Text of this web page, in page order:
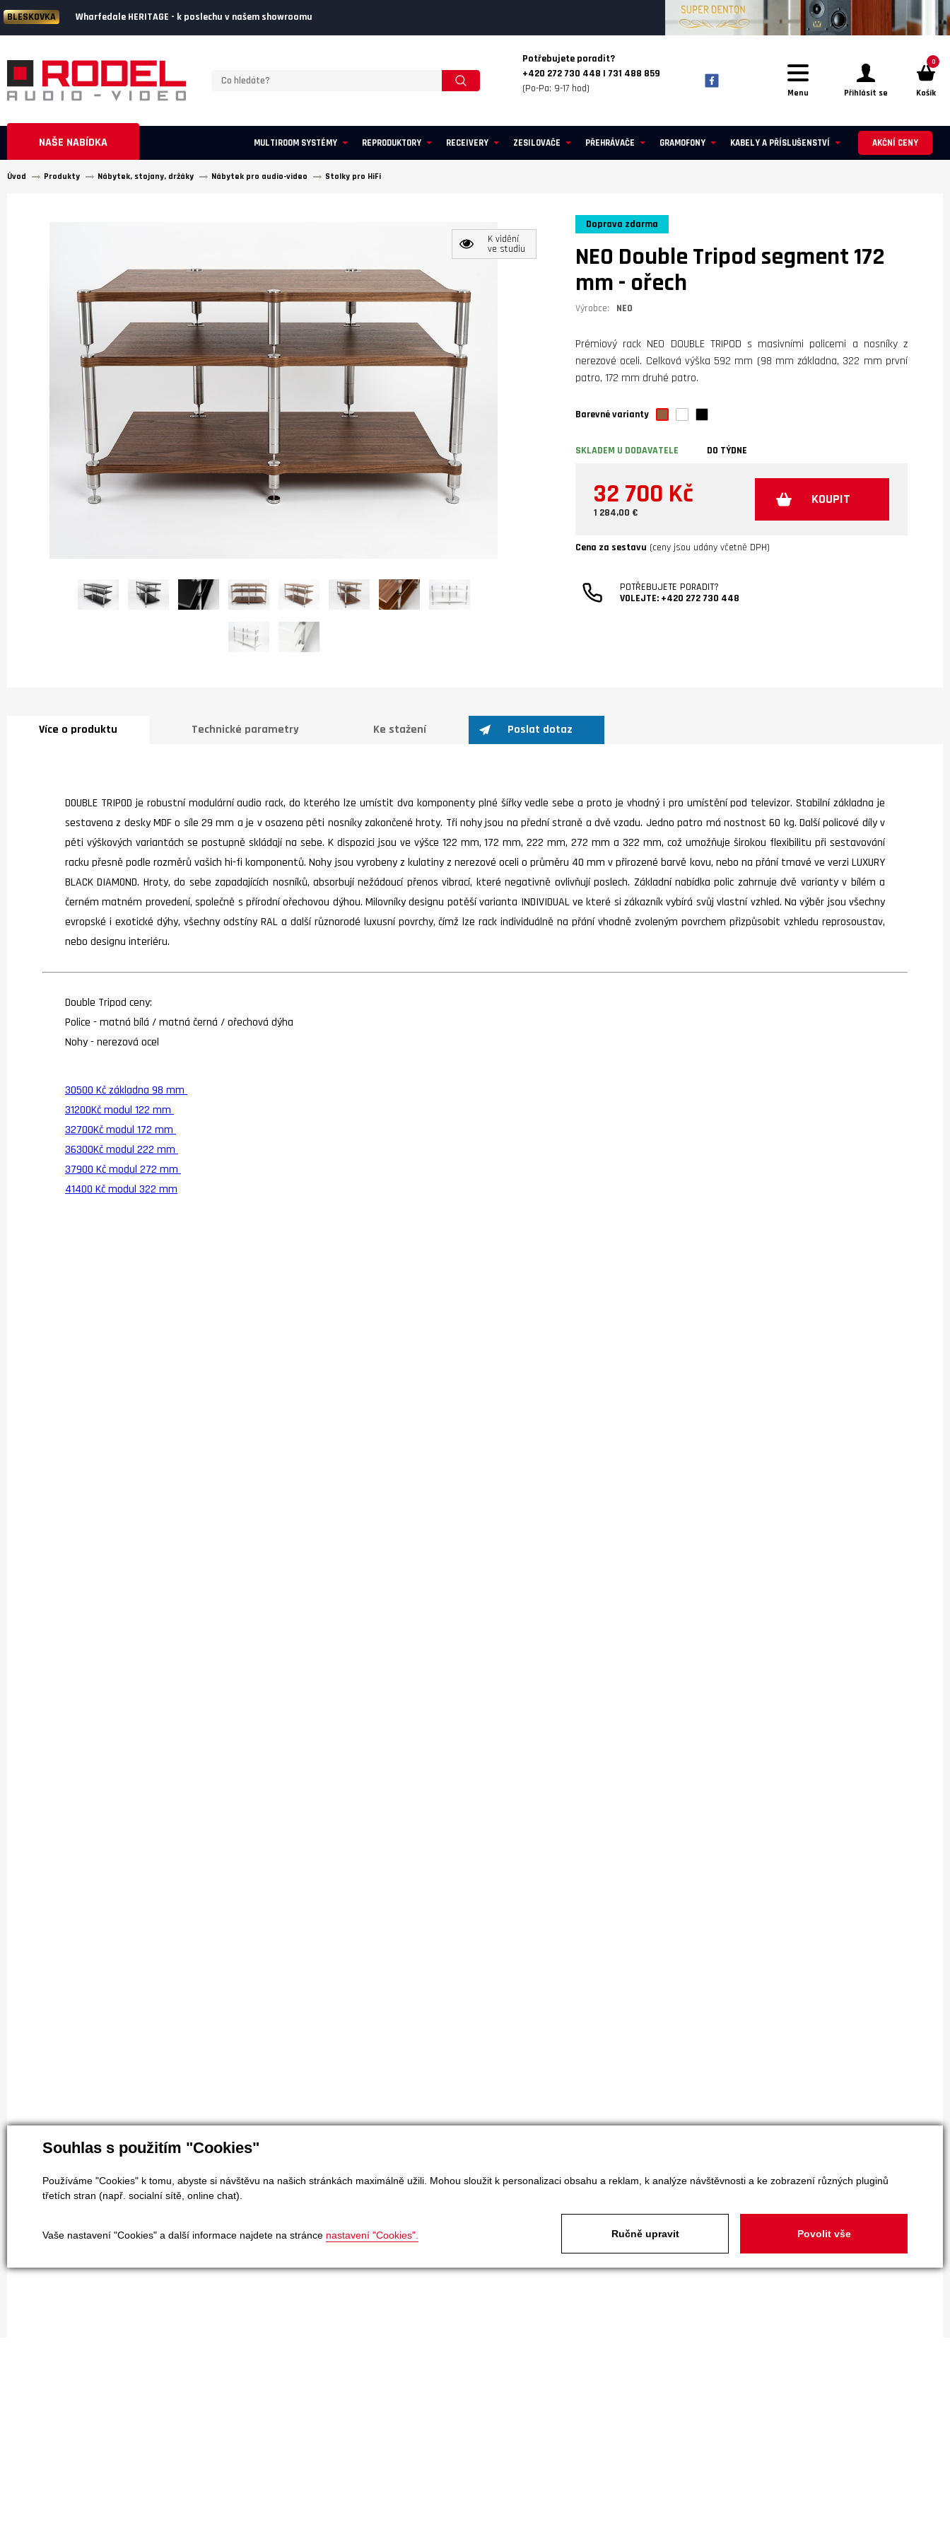
Souhlas s použitím "Cookies"
Používáme "Cookies" k tomu, abyste si návštěvu na našich stránkách maximálně užili. Mohou sloužit k personalizaci obsahu a reklam, k analýze návštěvnosti a ke zobrazení různých pluginů
třetích stran (např. socialní sítě, online chat).
Vaše nastavení "Cookies" a další informace najdete na stránce nastavení "Cookies". Ručně upravit Povolit vše
BLESKOVKA Wharfedale HERITAGE - k poslechu v našem showroomu
Potřebujete poradit?
+420 272 730 448 | 731 488 859
(Po-Pa: 9-17 hod)
Menu Přihlásit se
0
Košík
NAŠE NABÍDKA MULTIROOM SYSTÉMY REPRODUKTORY RECEIVERY ZESILOVAČE PŘEHRÁVAČE GRAMOFONY KABELY A PŘÍSLUŠENSTVÍ AKČNÍ CENY
Úvod Produkty Nábytek, stojany, držáky Nábytek pro audio-video Stolky pro HiFi
K vidění
ve studiu
Doprava zdarma
NEO Double Tripod segment 172
mm - ořech
Výrobce: NEO
Prémiový rack NEO DOUBLE TRIPOD s masivními policemi a nosníky z
nerezové oceli. Celková výška 592 mm (98 mm základna, 322 mm první
patro, 172 mm druhé patro.
Barevné varianty
SKLADEM U DODAVATELE DO TÝDNE
32 700 Kč
1 284,00 €
KOUPIT
Cena za sestavu (ceny jsou udány včetně DPH)
POTŘEBUJETE PORADIT?
VOLEJTE: +420 272 730 448
Více o produktu Technické parametry Ke stažení Poslat dotaz
DOUBLE TRIPOD je robustní modulární audio rack, do kterého lze umístit dva komponenty plné šířky vedle sebe a proto je vhodný i pro umístění pod televizor. Stabilní základna je
sestavena z desky MDF o síle 29 mm a je v osazena pěti nosníky zakončené hroty. Tři nohy jsou na přední straně a dvě vzadu. Jedno patro má nostnost 60 kg. Další policové díly v
pěti výškových variantách se postupně skládají na sebe. K dispozici jsou ve výšce 122 mm, 172 mm, 222 mm, 272 mm a 322 mm, což umožňuje širokou flexibilitu při sestavování
racku přesně podle rozměrů vašich hi-fi komponentů. Nohy jsou vyrobeny z kulatiny z nerezové oceli o průměru 40 mm v přirozené barvě kovu, nebo na přání tmavé ve verzi LUXURY
BLACK DIAMOND. Hroty, do sebe zapadajících nosníků, absorbují nežádoucí přenos vibrací, které negativně ovlivňují poslech. Základní nabídka polic zahrnuje dvě varianty v bílém a
černém matném provedení, společně s přírodní ořechovou dýhou. Milovníky designu potěší varianta INDIVIDUAL ve které si zákazník vybírá svůj vlastní vzhled. Na výběr jsou všechny
evropské i exotické dýhy, všechny odstíny RAL a další různorodé luxusní povrchy, čímž lze rack individuálně na přání vhodně zvoleným povrchem přizpůsobit vzhledu reprosoustav,
nebo designu interiéru.
Double Tripod ceny:
Police - matná bílá / matná černá / ořechová dýha
Nohy - nerezová ocel
30500 Kč základna 98 mm
31200Kč modul 122 mm
32700Kč modul 172 mm
36300Kč modul 222 mm
37900 Kč modul 272 mm
41400 Kč modul 322 mm